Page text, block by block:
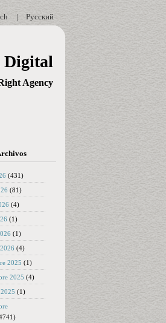
Русский
|
Digital
Agency
(431)
(81)
(4)
(1)
(1)
(4)
2025 (1)
2025 (4)
(1)